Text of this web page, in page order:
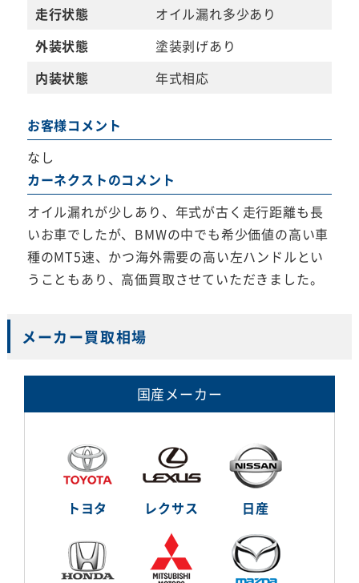
走行状態
オイル漏れ多少あり
外装状態
塗装剥げあり
内装状態
年式相応
お客様コメント
なし
カーネクストのコメント
オイル漏れが少しあり、年式が古く走行距離も長
いお車でしたが、BMWの中でも希少価値の高い車
種のMT5速、かつ海外需要の高い左ハンドルとい
うこともあり、高価買取させていただきました。
メーカー買取相場
国産メーカー
トヨタ レクサス 日産